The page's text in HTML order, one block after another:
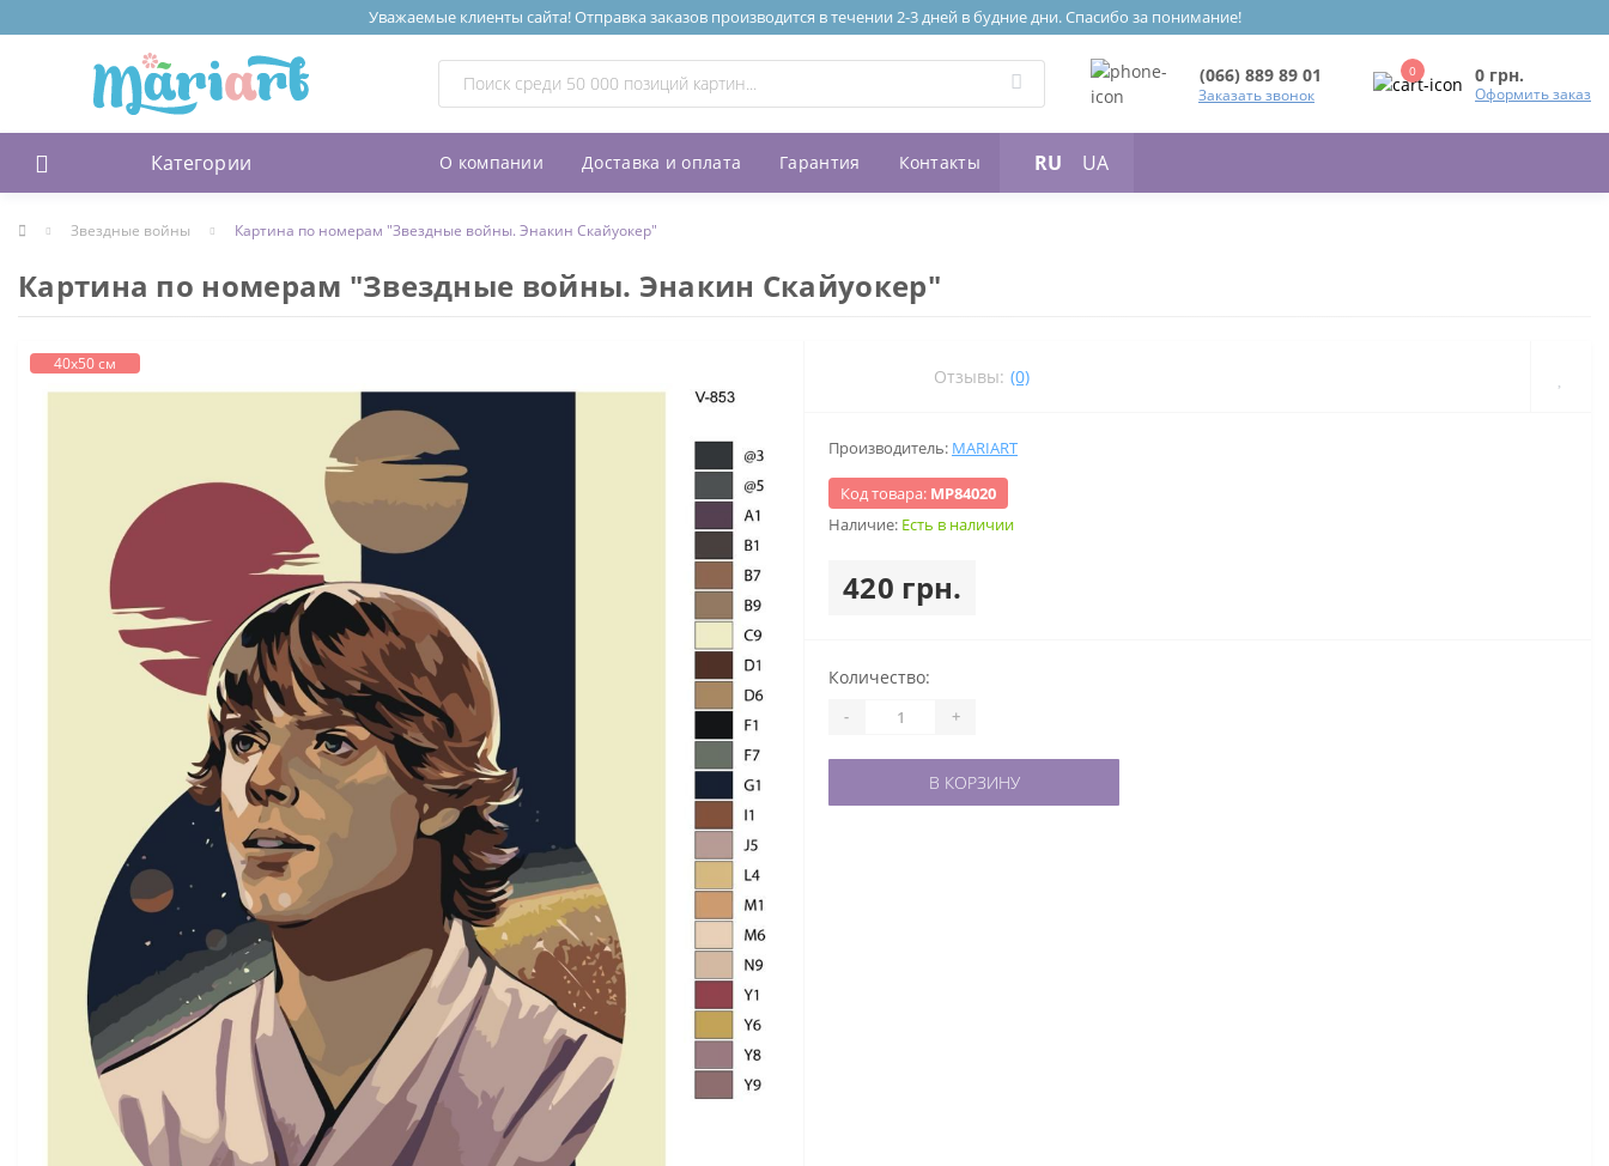
Уважаемые клиенты сайта! Отправка заказов производится в течении 2-3 дней в будние дни. Спасибо за понимание!
(066) 889 89 01
Заказать звонок
0 0 грн.
Оформить заказ
Категории О компании Доставка и оплата Гарантия Контакты RU UA
Звездные войны Картина по номерам "Звездные войны. Энакин Скайуокер"
Картина по номерам "Звездные войны. Энакин Скайуокер"
40х50 см
Отзывы: (0)
Производитель: MARIART
Код товара: МР84020
Наличие: Есть в наличии
420 грн.
Количество:
- +
В КОРЗИНУ